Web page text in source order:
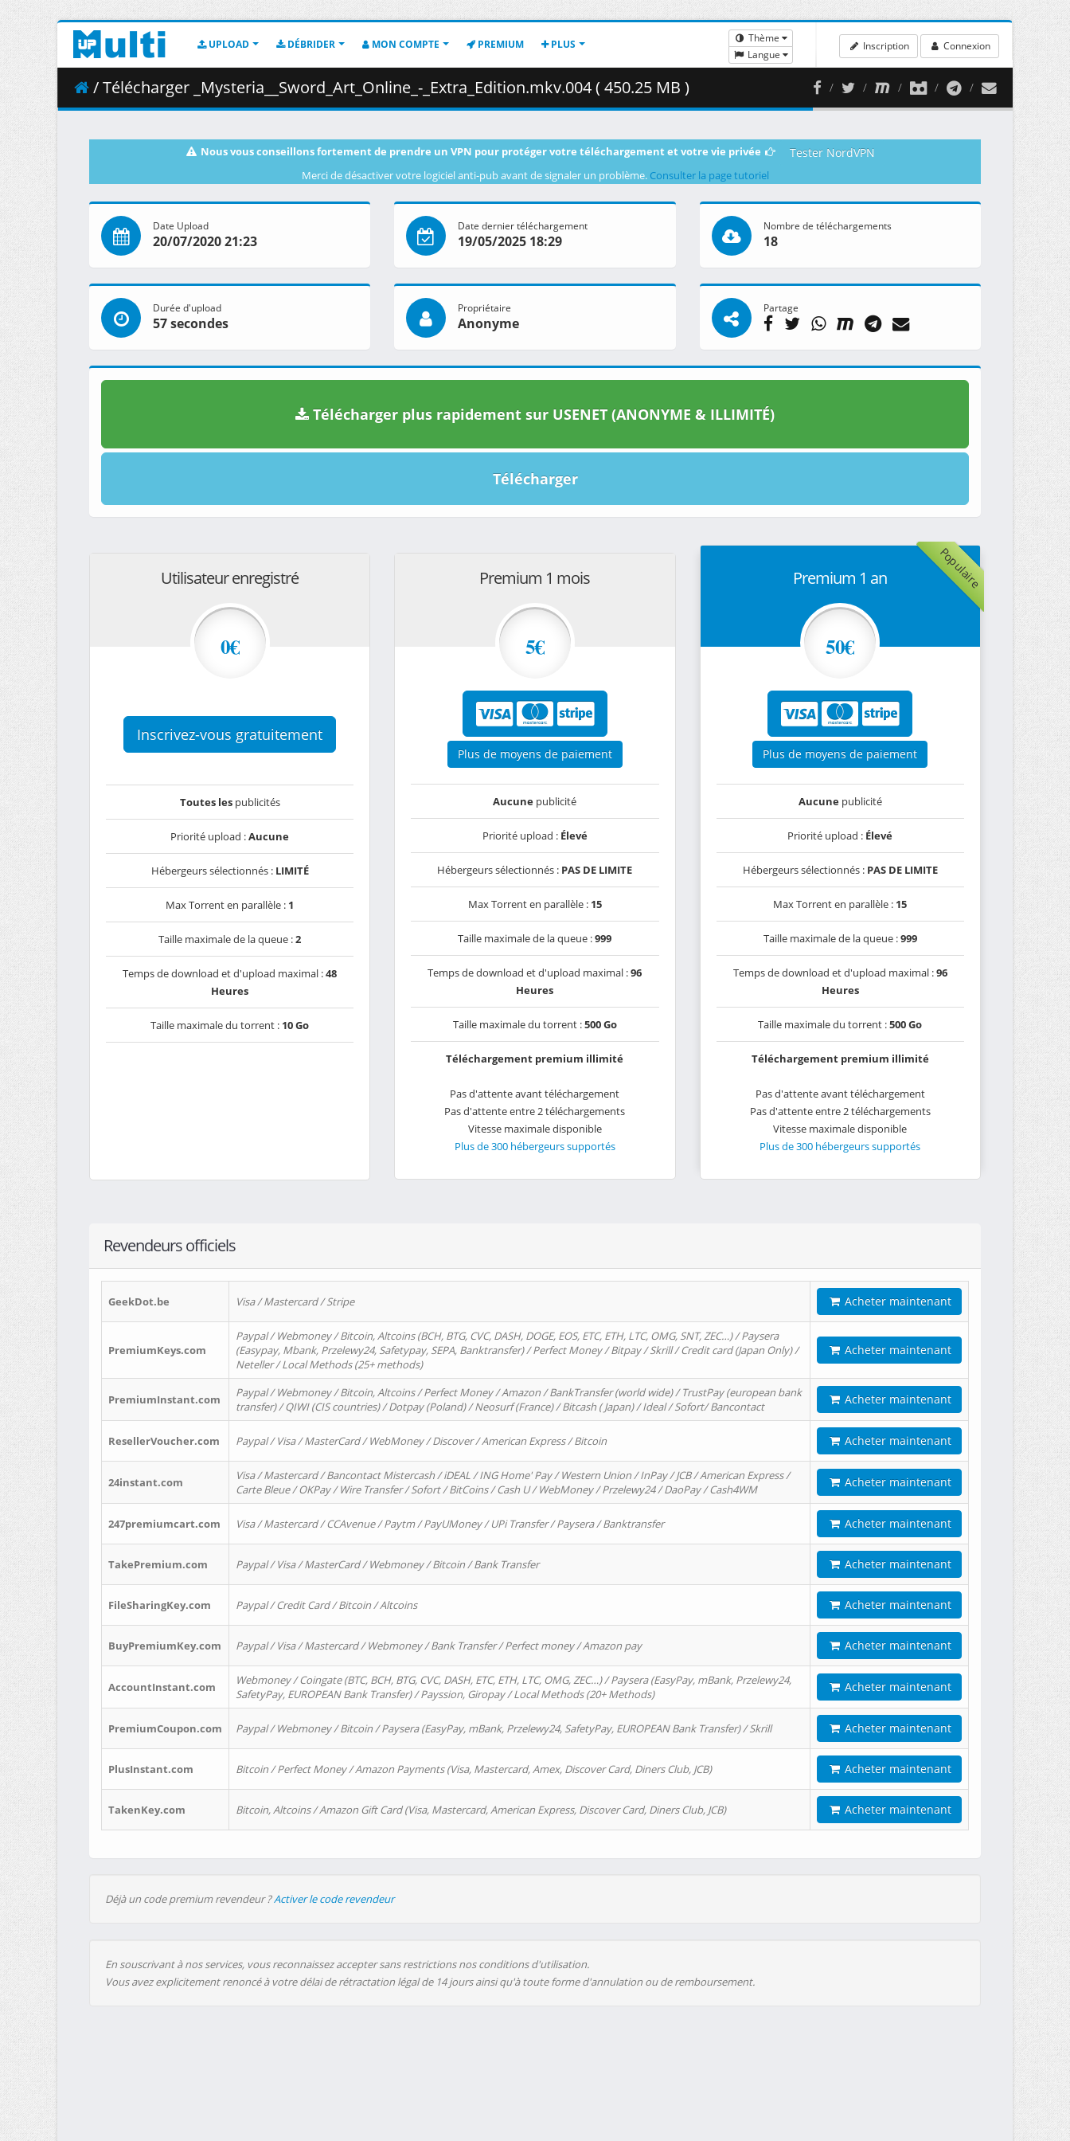
UPLOAD DÉBRIDER MON COMPTE PREMIUM PLUS
Thème
Langue
Inscription Connexion
/ Télécharger _Mysteria__Sword_Art_Online_-_Extra_Edition.mkv.004 ( 450.25 MB )
Nous vous conseillons fortement de prendre un VPN pour protéger votre téléchargement et votre vie privée Tester NordVPN
Merci de désactiver votre logiciel anti-pub avant de signaler un problème. Consulter la page tutoriel
Date Upload
20/07/2020 21:23
Date dernier téléchargement
19/05/2025 18:29
Nombre de téléchargements
18
Durée d'upload
57 secondes
Propriétaire
Anonyme
Partage
Télécharger plus rapidement sur USENET (ANONYME & ILLIMITÉ)
Télécharger
Utilisateur enregistré
0€
Inscrivez-vous gratuitement
Toutes lespublicités
Priorité upload :Aucune
Hébergeurs sélectionnés : LIMITÉ
Max Torrent en parallèle : 1
Taille maximale de la queue :2
Temps de download et d'upload maximal :48
Heures
Taille maximale du torrent : 10 Go
Premium 1 mois
5€
Plus de moyens de paiement
Aucune publicité
Priorité upload : Élevé
Hébergeurs sélectionnés : PAS DE LIMITE
Max Torrent en parallèle : 15
Taille maximale de la queue :999
Temps de download et d'upload maximal :96
Heures
Taille maximale du torrent :500 Go
Téléchargement premium illimité
Pas d'attente avant téléchargement
Pas d'attente entre 2 téléchargements
Vitesse maximale disponible
Plus de 300 hébergeurs supportés
Populaire
Premium 1 an
50€
Plus de moyens de paiement
Aucunepublicité
Priorité upload : Élevé
Hébergeurs sélectionnés : PAS DE LIMITE
Max Torrent en parallèle : 15
Taille maximale de la queue :999
Temps de download et d'upload maximal :96
Heures
Taille maximale du torrent :500 Go
Téléchargement premium illimité
Pas d'attente avant téléchargement
Pas d'attente entre 2 téléchargements
Vitesse maximale disponible
Plus de 300 hébergeurs supportés
Revendeurs officiels
GeekDot.be Visa / Mastercard / Stripe Acheter maintenant
PremiumKeys.com
Paypal / Webmoney / Bitcoin, Altcoins (BCH, BTG, CVC, DASH, DOGE, EOS, ETC, ETH, LTC, OMG, SNT, ZEC…) / Paysera
(Easypay, Mbank, Przelewy24, Safetypay, SEPA, Banktransfer) / Perfect Money / Bitpay / Skrill / Credit card (Japan Only) /
Neteller / Local Methods (25+ methods)
Acheter maintenant
PremiumInstant.com
Paypal / Webmoney / Bitcoin, Altcoins / Perfect Money / Amazon / BankTransfer (world wide) / TrustPay (european bank
transfer) / QIWI (CIS countries) / Dotpay (Poland) / Neosurf (France) / Bitcash ( Japan) / Ideal / Sofort/ Bancontact
Acheter maintenant
ResellerVoucher.com Paypal / Visa / MasterCard / WebMoney / Discover / American Express / Bitcoin Acheter maintenant
24instant.com
Visa / Mastercard / Bancontact Mistercash / iDEAL / ING Home' Pay / Western Union / InPay / JCB / American Express /
Carte Bleue / OKPay / Wire Transfer / Sofort / BitCoins / Cash U / WebMoney / Przelewy24 / DaoPay / Cash4WM
Acheter maintenant
247premiumcart.com Visa / Mastercard / CCAvenue / Paytm / PayUMoney / UPi Transfer / Paysera / Banktransfer Acheter maintenant
TakePremium.com Paypal / Visa / MasterCard / Webmoney / Bitcoin / Bank Transfer Acheter maintenant
FileSharingKey.com Paypal / Credit Card / Bitcoin / Altcoins Acheter maintenant
BuyPremiumKey.com Paypal / Visa / Mastercard / Webmoney / Bank Transfer / Perfect money / Amazon pay Acheter maintenant
AccountInstant.com
Webmoney / Coingate (BTC, BCH, BTG, CVC, DASH, ETC, ETH, LTC, OMG, ZEC…) / Paysera (EasyPay, mBank, Przelewy24,
SafetyPay, EUROPEAN Bank Transfer) / Payssion, Giropay / Local Methods (20+ Methods)
Acheter maintenant
PremiumCoupon.com Paypal / Webmoney / Bitcoin / Paysera (EasyPay, mBank, Przelewy24, SafetyPay, EUROPEAN Bank Transfer) / Skrill Acheter maintenant
PlusInstant.com Bitcoin / Perfect Money / Amazon Payments (Visa, Mastercard, Amex, Discover Card, Diners Club, JCB) Acheter maintenant
TakenKey.com Bitcoin, Altcoins / Amazon Gift Card (Visa, Mastercard, American Express, Discover Card, Diners Club, JCB) Acheter maintenant
Déjà un code premium revendeur ?Activer le code revendeur
En souscrivant à nos services, vous reconnaissez accepter sans restrictions nos conditions d'utilisation.
Vous avez explicitement renoncé à votre délai de rétractation légal de 14 jours ainsi qu'à toute forme d'annulation ou de remboursement.